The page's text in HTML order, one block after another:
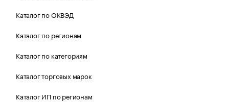
Каталог по ОКВЭД
Каталог по регионам
Каталог по категориям
Каталог торговых марок
Каталог ИП по регионам